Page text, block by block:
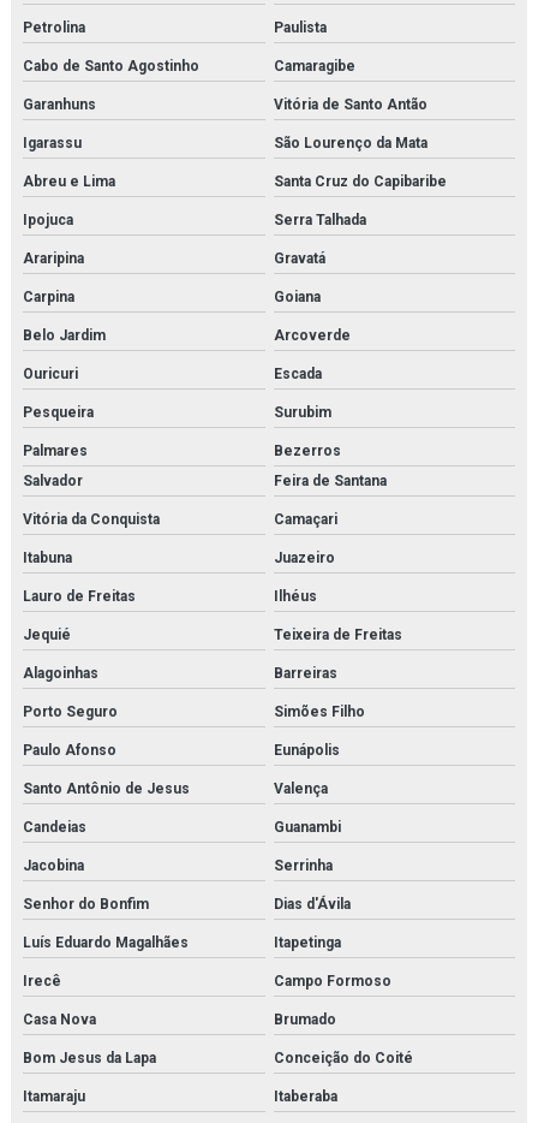
Motor de pistão
Oilon
Orificio danfoss para válvula
Parker hda
Placa de trocador de calor
Power solution danfoss
Pressostato kp
Pressostato mbc
Pressostato rt
Purgador de bóia
Purgador de condensado
Purgador eletrônico temporizado
Purificador para sistema de ar de respiração
Purificador para sistema de ar de respiração orçamento
Pvg 120
Revendedora de elemento filtrante
Revendedora de filtro de cartucho
Revendedora de filtro coalescente
Petrolina Paulista
Cabo de Santo Agostinho Camaragibe
Garanhuns Vitória de Santo Antão
Igarassu São Lourenço da Mata
Abreu e Lima Santa Cruz do Capibaribe
Ipojuca Serra Talhada
Araripina Gravatá
Carpina Goiana
Belo Jardim Arcoverde
Ouricuri Escada
Pesqueira Surubim
Palmares
Bezerros
Salvador
Feira de Santana
Vitória da Conquista Camaçari
Itabuna Juazeiro
Lauro de Freitas Ilhéus
Jequié Teixeira de Freitas
Alagoinhas Barreiras
Porto Seguro Simões Filho
Paulo Afonso Eunápolis
Santo Antônio de Jesus Valença
Candeias Guanambi
Jacobina Serrinha
Senhor do Bonfim Dias d'Ávila
Luís Eduardo Magalhães Itapetinga
Irecê Campo Formoso
Casa Nova Brumado
Bom Jesus da Lapa Conceição do Coité
Itamaraju Itaberaba